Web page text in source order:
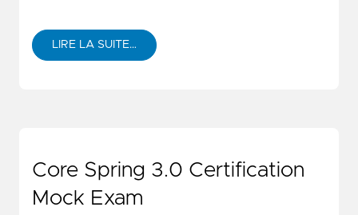
LIRE LA SUITE…
Core Spring 3.0 Certification
Mock Exam